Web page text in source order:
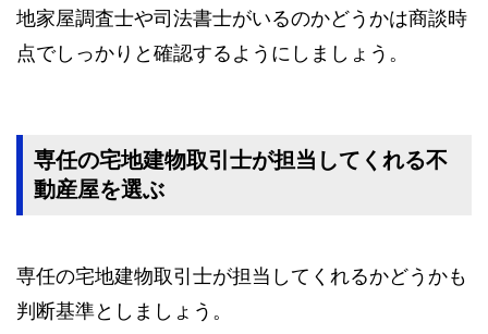
地家屋調査士や司法書士がいるのかどうかは商談時
点でしっかりと確認するようにしましょう。
専任の宅地建物取引士が担当してくれる不
動産屋を選ぶ
専任の宅地建物取引士が担当してくれるかどうかも
判断基準としましょう。